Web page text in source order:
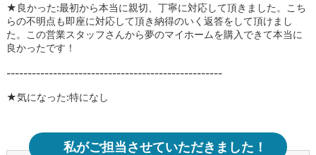
★良かった:最初から本当に親切、丁寧に対応して頂きました。こち
らの不明点も即座に対応して頂き納得のいく返答をして頂けまし
た。この営業スタッフさんから夢のマイホームを購入できて本当に
良かったです！
---------------------------------------------------
★気になった:特になし
私がご担当させていただきました！